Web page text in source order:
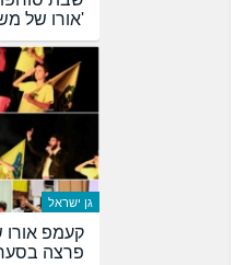
'אורו של
גן ישראל
קעמפ
פרצה